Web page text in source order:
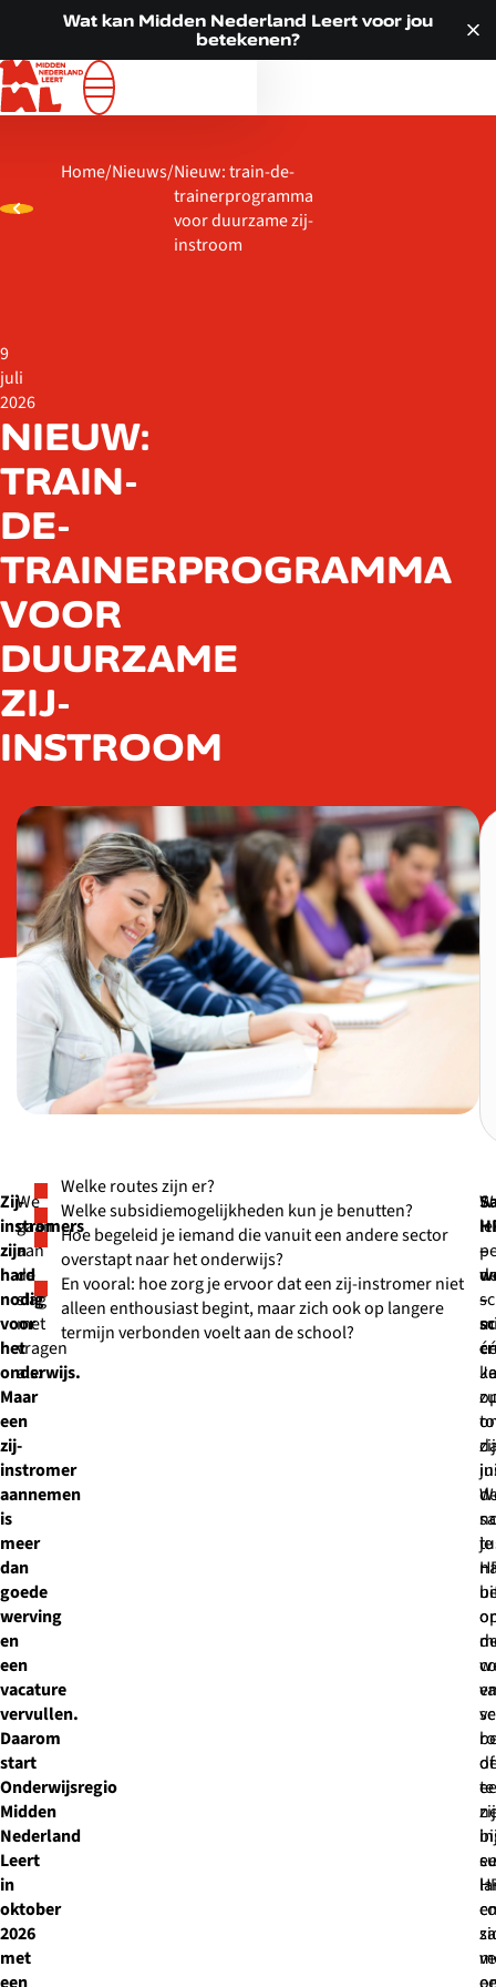
Wat kan Midden Nederland Leert voor jou
betekenen?
Home/Nieuws/Nieuw: train-de-
trainerprogramma
voor duurzame zij-
instroom
9
juli
2026
NIEUW:
TRAIN-
DE-
TRAINERPROGRAMMA
VOOR
DUURZAME
ZIJ-
INSTROOM
Zij-
instromers
zijn
hard
nodig
voor
het
onderwijs.
Maar
een
zij-
instromer
aannemen
is
meer
dan
goede
werving
en
een
vacature
vervullen.
Daarom
start
Onderwijsregio
Midden
Nederland
Leert
in
oktober
2026
met
We
gaan
aan
de
slag
met
vragen
als:
Welke routes zijn er?
Welke subsidiemogelijkheden kun je benutten?
Hoe begeleid je iemand die vanuit een andere sector
overstapt naar het onderwijs?
En vooral: hoe zorg je ervoor dat een zij-instromer niet
alleen enthousiast begint, maar zich ook op langere
termijn verbonden voelt aan de school?
–
–
Je
of
je
te
VOOR JOU
ALLE LOCATIES
WAT WE DOEN
ACTUEEL
CONTACT